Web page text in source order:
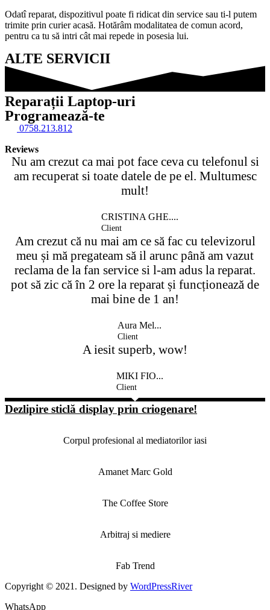
Odatî reparat, dispozitivul poate fi ridicat din service sau ti-l putem
trimite prin curier acasă. Hotărâm modalitatea de comun acord,
pentru ca tu să intri cât mai repede in posesia lui.
ALTE SERVICII
Reparații Laptop-uri
Programează-te
0758.213.812
Reviews
Nu am crezut ca mai pot face ceva cu telefonul si
am recuperat si toate datele de pe el. Multumesc
mult!
CRISTINA GHE....
Client
Am crezut că nu mai am ce să fac cu televizorul
meu și mă pregateam să il arunc până am vazut
reclama de la fan service si l-am adus la reparat.
pot să zic că în 2 ore la reparat și funcționează de
mai bine de 1 an!
Aura Mel...
Client
A iesit superb, wow!
MIKI FIO...
Client
Dezlipire sticlă display prin criogenare!
Corpul profesional al mediatorilor iasi
Amanet Marc Gold
The Coffee Store
Arbitraj si mediere
Fab Trend
Copyright © 2021. Designed by WordPressRiver
WhatsApp